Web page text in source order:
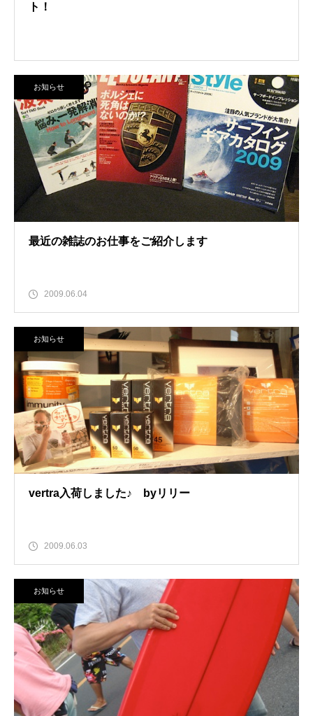
ト！
お知らせ
最近の雑誌のお仕事をご紹介します
2009.06.04
お知らせ
vertra入荷しました♪ byリリー
2009.06.03
お知らせ